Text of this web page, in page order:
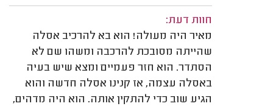
חוות דעת:
מאיר היה מעולה! הוא בא להרכיב אסלה
שהייתה מסובכת להרכבה ומשהו שם לא
הסתדר. הוא חזר פעמיים ומצא שיש בעיה
באסלה עצמה, אז קנינו אסלה חדשה והוא
הגיע שוב כדי להתקין אותה. הוא היה מדהים,